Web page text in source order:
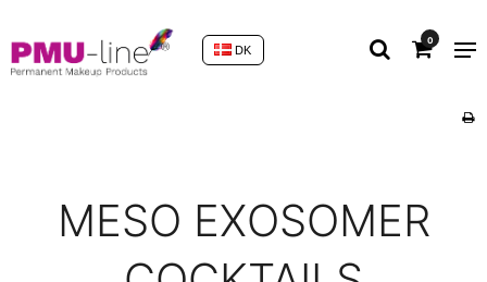
0
DK
MESO EXOSOMER